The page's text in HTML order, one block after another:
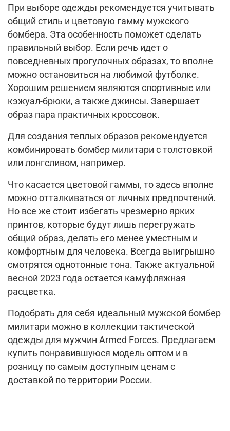
При выборе одежды рекомендуется учитывать
общий стиль и цветовую гамму мужского
бомбера. Эта особенность поможет сделать
правильный выбор. Если речь идет о
повседневных прогулочных образах, то вполне
можно остановиться на любимой футболке.
Хорошим решением являются спортивные или
кэжуал-брюки, а также джинсы. Завершает
образ пара практичных кроссовок.
Для создания теплых образов рекомендуется
комбинировать бомбер милитари с толстовкой
или лонгсливом, например.
Что касается цветовой гаммы, то здесь вполне
можно отталкиваться от личных предпочтений.
Но все же стоит избегать чрезмерно ярких
принтов, которые будут лишь перегружать
общий образ, делать его менее уместным и
комфортным для человека. Всегда выигрышно
смотрятся однотонные тона. Также актуальной
весной 2023 года остается камуфляжная
расцветка.
Подобрать для себя идеальный мужской бомбер
милитари можно в коллекции тактической
одежды для мужчин Armed Forces. Предлагаем
купить понравившуюся модель оптом и в
розницу по самым доступным ценам с
доставкой по территории России.